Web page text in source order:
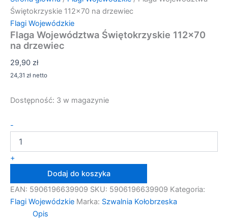
Świętokrzyskie 112×70 na drzewiec
Flagi Wojewódzkie
Flaga Województwa Świętokrzyskie 112×70
na drzewiec
29,90 zł
24,31 zł netto
Dostępność: 3 w magazynie
-
Flaga
Województwa
Świętokrzyskie
112×70
drzewiec
+
Dodaj do koszyka
EAN: 5906196639909 SKU: 5906196639909 Kategoria:
Flagi Wojewódzkie Marka: Szwalnia Kołobrzeska
Opis